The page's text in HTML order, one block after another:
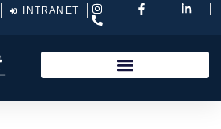
INTRANET